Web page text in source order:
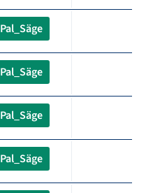
Pal_Säge
Pal_Säge
Pal_Säge
Pal_Säge